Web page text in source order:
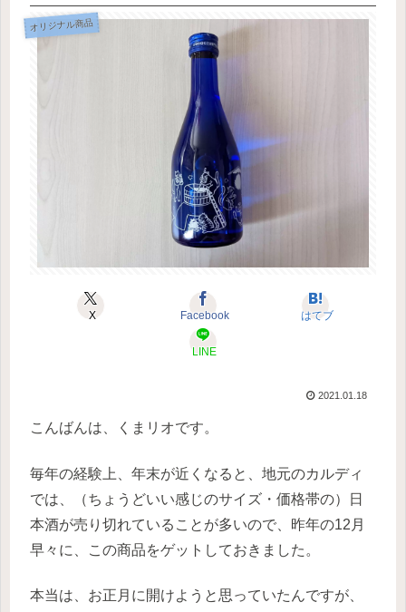
オリジナル商品
X Facebook はてブ
LINE
2021.01.18
こんばんは、くまリオです。
毎年の経験上、年末が近くなると、地元のカルディ
では、（ちょうどいい感じのサイズ・価格帯の）日
本酒が売り切れていることが多いので、昨年の12月
早々に、この商品をゲットしておきました。
本当は、お正月に開けようと思っていたんですが、